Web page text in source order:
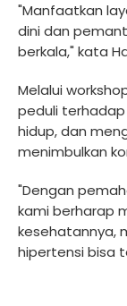
"Manfaatkan
dini dan
berkala," kata
Melalui
peduli
hidup, dan
menimbulkan
"Dengan
kami berharap
kesehatannya,
hipertensi bisa